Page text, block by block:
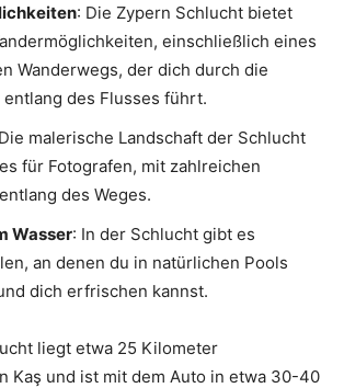
: Die Zypern Schlucht bietet
einschließlich eines
Wanderwegs, der dich durch die
des Flusses führt.
malerische Landschaft der Schlucht
für Fotografen, mit zahlreichen
des Weges.
Wasser: In der Schlucht gibt es
an denen du in natürlichen Pools
dich erfrischen kannst.
liegt etwa 25 Kilometer
Kaş und ist mit dem Auto in etwa 30-40